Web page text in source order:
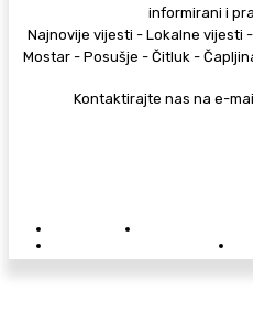
informirani i
Najnovije vijesti - Lokalne vijesti
Mostar - Posušje - Čitluk -
Kontaktirajte nas na e-